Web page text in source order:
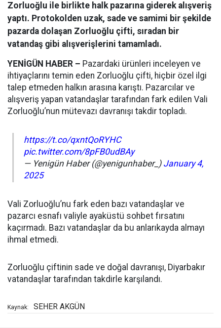
Zorluoğlu ile birlikte halk pazarına giderek alışveriş
yaptı. Protokolden uzak, sade ve samimi bir şekilde
pazarda dolaşan Zorluoğlu çifti, sıradan bir
vatandaş gibi alışverişlerini tamamladı.
YENİGÜN HABER – Pazardaki ürünleri inceleyen ve
ihtiyaçlarını temin eden Zorluoğlu çifti, hiçbir özel ilgi
talep etmeden halkın arasına karıştı. Pazarcılar ve
alışveriş yapan vatandaşlar tarafından fark edilen Vali
Zorluoğlu’nun mütevazı davranışı takdir topladı.
https://t.co/qxntQoRYHC
pic.twitter.com/8pFB0udBAy
— Yenigün Haber (@yenigunhaber_) January 4,
2025
Vali Zorluoğlu’nu fark eden bazı vatandaşlar ve
pazarcı esnafı valiyle ayaküstü sohbet fırsatını
kaçırmadı. Bazı vatandaşlar da bu anlarıkayda almayı
ihmal etmedi.
Zorluoğlu çiftinin sade ve doğal davranışı, Diyarbakır
vatandaşlar tarafından takdirle karşılandı.
Kaynak: SEHER AKGÜN